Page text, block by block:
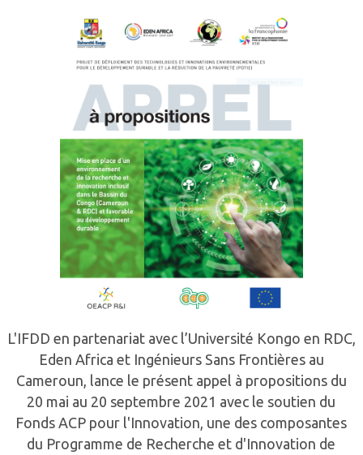
L'IFDD en partenariat avec l’Université Kongo en RDC,
Eden Africa et Ingénieurs Sans Frontières au
Cameroun, lance le présent appel à propositions du
20 mai au 20 septembre 2021 avec le soutien du
Fonds ACP pour l'Innovation, une des composantes
du Programme de Recherche et d'Innovation de